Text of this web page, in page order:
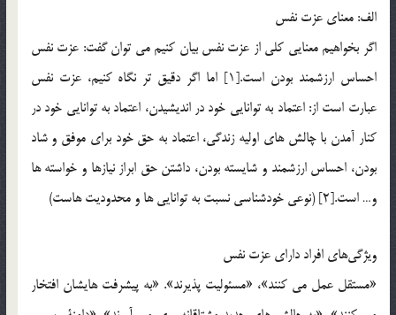
الف: معناي عزت نفس
اگر بخواهيم معنايي كلي از عزت نفس بيان كنيم مي توان گفت: عزت نفس
احساس ارزشمند بودن است.[1] اما اگر دقيق تر نگاه كنيم، عزت نفس
عبارت است از: اعتماد به توانايي خود در انديشيدن، اعتماد به توانايي خود در
كنار آمدن با چالش هاي اوليه زندگي، اعتماد به حق خود براي موفق و شاد
بودن، احساس ارزشمند و شايسته بودن، داشتن حق ابراز نيازها و خواسته ها
و… است.[2] (نوعي خودشناسي نسبت به توانايي ها و محدوديت هاست)
ويژگي‌هاي افراد داراي عزت نفس
«مستقل عمل مي كنند»، «مسئوليت پذيرند». «به پيشرفت هايشان افتخار